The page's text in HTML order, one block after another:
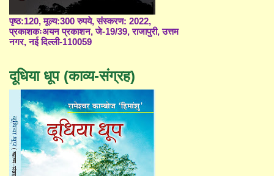
पृष्ठ:120, मूल्य:300 रुपये, संस्करण: 2022,
प्रकाशकःअयन प्रकाशन, जे-19/39, राजापुरी, उत्तम
नगर, नई दिल्ली-110059
दूधिया धूप (काव्य-संग्रह)